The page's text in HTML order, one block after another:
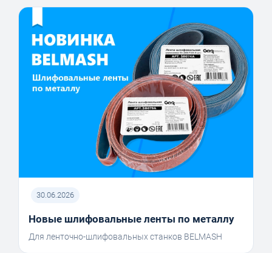
30.06.2026
Новые шлифовальные ленты по металлу
Для ленточно-шлифовальных станков BELMASH